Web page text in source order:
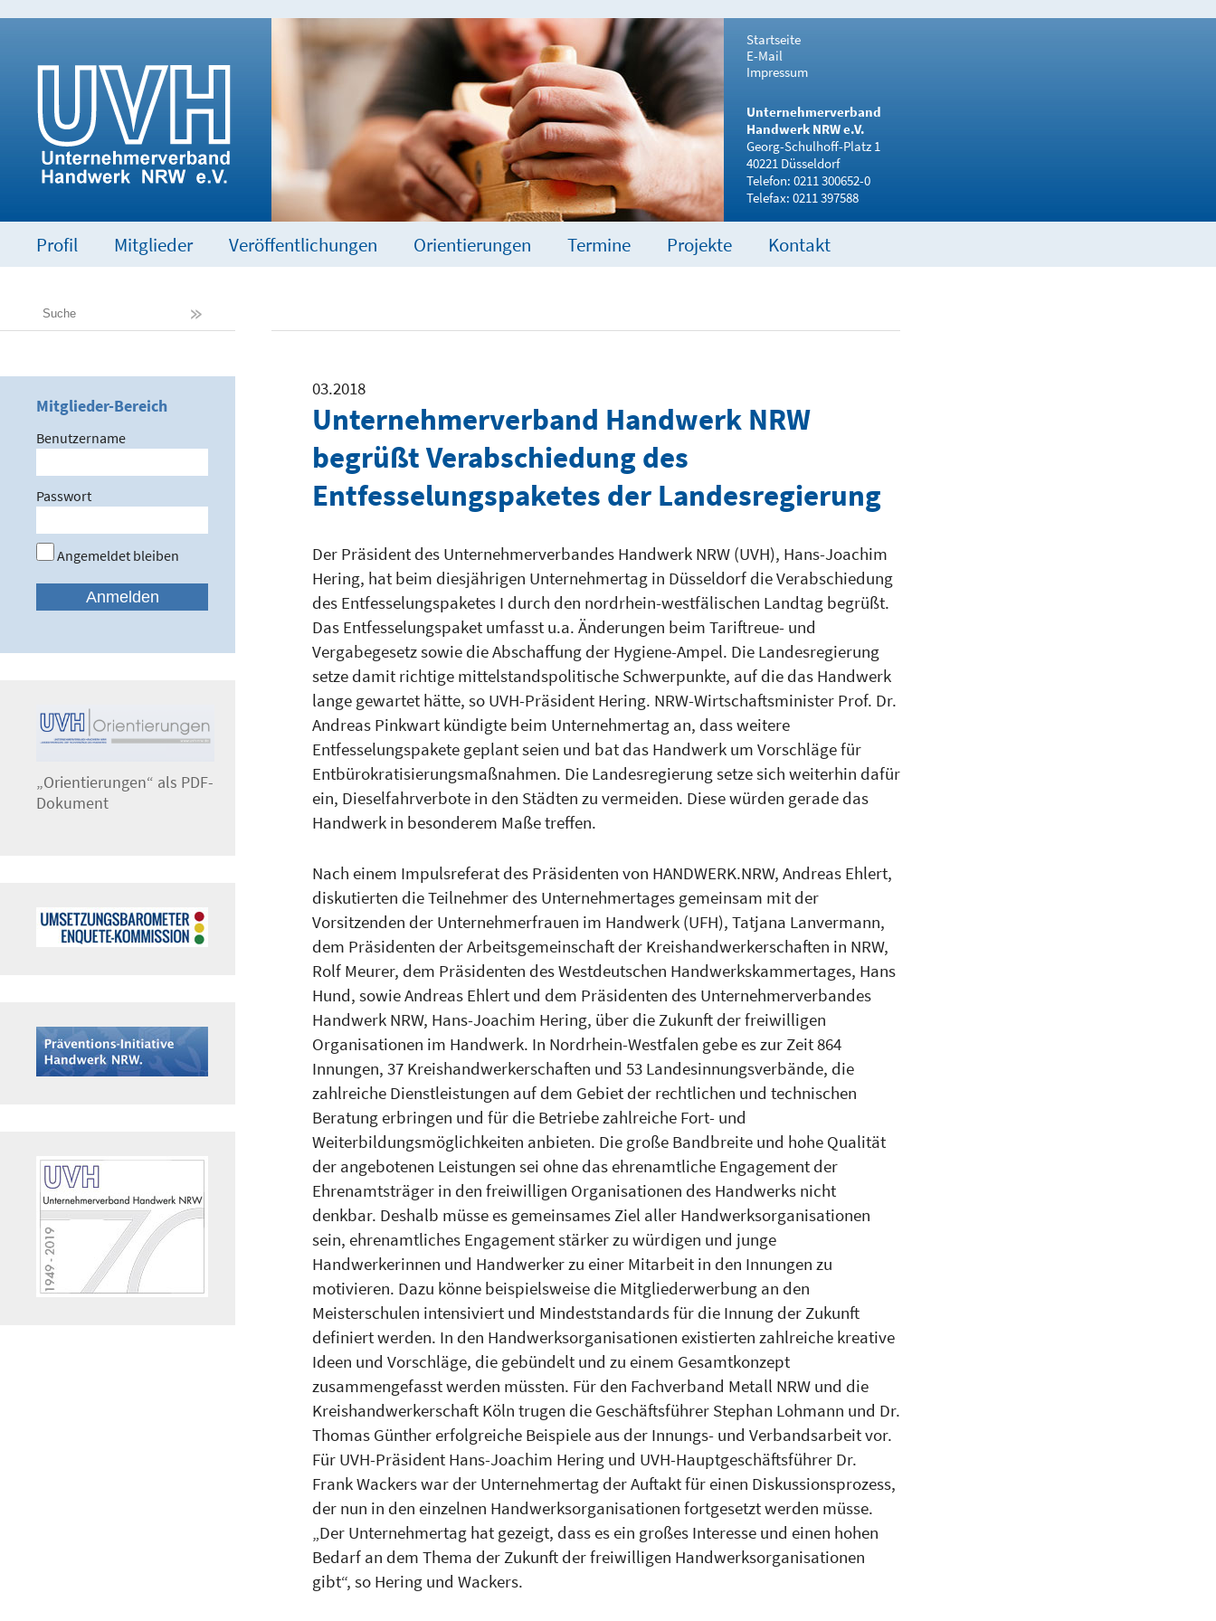
Startseite
E-Mail
Impressum
Unternehmerverband
Handwerk NRW e.V.
Georg-Schulhoff-Platz 1
40221 Düsseldorf
Telefon: 0211 300652-0
Telefax: 0211 397588
Profil Mitglieder Veröffentlichungen Orientierungen Termine Projekte Kontakt
03.2018
Unternehmerverband Handwerk NRW
begrüßt Verabschiedung des
Entfesselungspaketes der Landesregierung
Der Präsident des Unternehmerverbandes Handwerk NRW (UVH), Hans-Joachim
Hering, hat beim diesjährigen Unternehmertag in Düsseldorf die Verabschiedung
des Entfesselungspaketes I durch den nordrhein-westfälischen Landtag begrüßt.
Das Entfesselungspaket umfasst u.a. Änderungen beim Tariftreue- und
Vergabegesetz sowie die Abschaffung der Hygiene-Ampel. Die Landesregierung
setze damit richtige mittelstandspolitische Schwerpunkte, auf die das Handwerk
lange gewartet hätte, so UVH-Präsident Hering. NRW-Wirtschaftsminister Prof. Dr.
Andreas Pinkwart kündigte beim Unternehmertag an, dass weitere
Entfesselungspakete geplant seien und bat das Handwerk um Vorschläge für
Entbürokratisierungsmaßnahmen. Die Landesregierung setze sich weiterhin dafür
ein, Dieselfahrverbote in den Städten zu vermeiden. Diese würden gerade das
Handwerk in besonderem Maße treffen.
Nach einem Impulsreferat des Präsidenten von HANDWERK.NRW, Andreas Ehlert,
diskutierten die Teilnehmer des Unternehmertages gemeinsam mit der
Vorsitzenden der Unternehmerfrauen im Handwerk (UFH), Tatjana Lanvermann,
dem Präsidenten der Arbeitsgemeinschaft der Kreishandwerkerschaften in NRW,
Rolf Meurer, dem Präsidenten des Westdeutschen Handwerkskammertages, Hans
Hund, sowie Andreas Ehlert und dem Präsidenten des Unternehmerverbandes
Handwerk NRW, Hans-Joachim Hering, über die Zukunft der freiwilligen
Organisationen im Handwerk. In Nordrhein-Westfalen gebe es zur Zeit 864
Innungen, 37 Kreishandwerkerschaften und 53 Landesinnungsverbände, die
zahlreiche Dienstleistungen auf dem Gebiet der rechtlichen und technischen
Beratung erbringen und für die Betriebe zahlreiche Fort- und
Weiterbildungsmöglichkeiten anbieten. Die große Bandbreite und hohe Qualität
der angebotenen Leistungen sei ohne das ehrenamtliche Engagement der
Ehrenamtsträger in den freiwilligen Organisationen des Handwerks nicht
denkbar. Deshalb müsse es gemeinsames Ziel aller Handwerksorganisationen
sein, ehrenamtliches Engagement stärker zu würdigen und junge
Handwerkerinnen und Handwerker zu einer Mitarbeit in den Innungen zu
motivieren. Dazu könne beispielsweise die Mitgliederwerbung an den
Meisterschulen intensiviert und Mindeststandards für die Innung der Zukunft
definiert werden. In den Handwerksorganisationen existierten zahlreiche kreative
Ideen und Vorschläge, die gebündelt und zu einem Gesamtkonzept
zusammengefasst werden müssten. Für den Fachverband Metall NRW und die
Kreishandwerkerschaft Köln trugen die Geschäftsführer Stephan Lohmann und Dr.
Thomas Günther erfolgreiche Beispiele aus der Innungs- und Verbandsarbeit vor.
Für UVH-Präsident Hans-Joachim Hering und UVH-Hauptgeschäftsführer Dr.
Frank Wackers war der Unternehmertag der Auftakt für einen Diskussionsprozess,
der nun in den einzelnen Handwerksorganisationen fortgesetzt werden müsse.
„Der Unternehmertag hat gezeigt, dass es ein großes Interesse und einen hohen
Bedarf an dem Thema der Zukunft der freiwilligen Handwerksorganisationen
gibt“, so Hering und Wackers.
Mitglieder-Bereich
Benutzername
Passwort
Angemeldet bleiben
„Orientierungen“ als PDF-
Dokument